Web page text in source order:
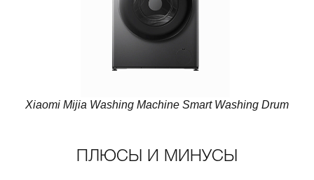
Xiaomi Mijia Washing Machine Smart Washing Drum
ПЛЮСЫ И МИНУСЫ